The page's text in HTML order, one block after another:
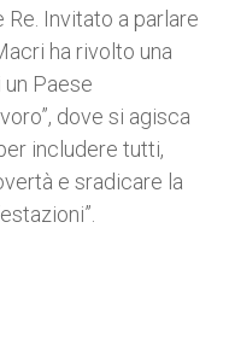
Invitato a parlare
ha rivolto una
Paese
dove si agisca
includere tutti,
e sradicare la